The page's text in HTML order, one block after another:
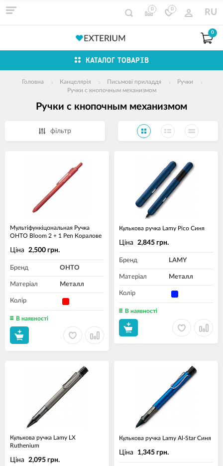
0 0 RU
0
КАТАЛОГ ТОВАРІВ
Головна Канцелярія Письмові приладдя
Ручки
Ручки с кнопочным механизмом
Ручки с кнопочным механизмом
фільтр
Мультіфункіцональная Ручка
OHTO Bloom 2 + 1 Pen Коралове
Ціна 2,500 грн.
Бренд OHTO
Матеріал Металл
Колір
В наявності
Кулькова ручка Lamy Pico Синя
Ціна 2,845 грн.
Бренд LAMY
Матеріал Металл
Колір
В наявності
Кулькова ручка Lamy LX
Ruthenium
Ціна 2,095 грн.
Кулькова ручка Lamy Al-Star Синя
Ціна 1,345 грн.